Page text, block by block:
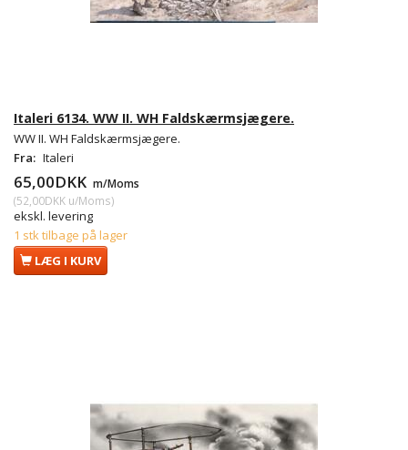
Italeri 6134. WW II. WH Faldskærmsjægere.
WW II. WH Faldskærmsjægere.
Fra: Italeri
65,00DKK m/Moms
(52,00DKK u/Moms)
ekskl. levering
1 stk tilbage på lager
LÆG I KURV